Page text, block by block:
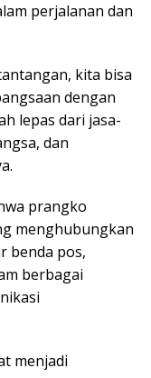
perjalanan dan
kita bisa
dengan
lepas dari jasa-
dan
prangko
menghubungkan
benda pos,
berbagai
menjadi